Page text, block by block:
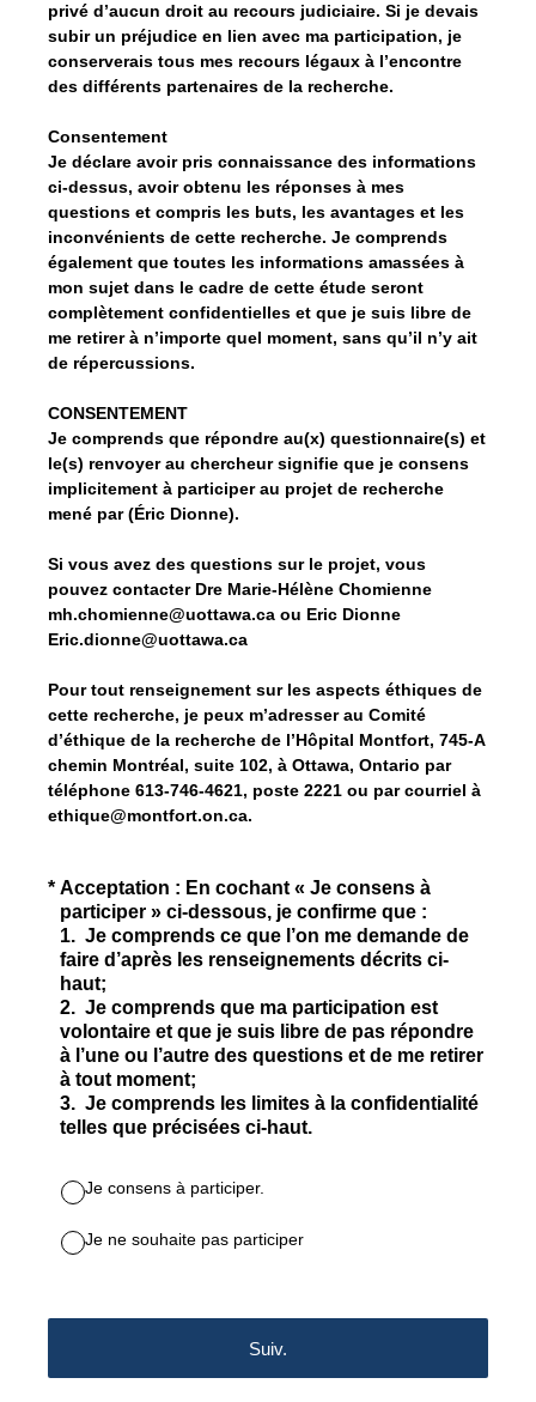
privé d’aucun droit au recours judiciaire. Si je devais
subir un préjudice en lien avec ma participation, je
conserverais tous mes recours légaux à l’encontre
des différents partenaires de la recherche.
Consentement
Je déclare avoir pris connaissance des informations
ci-dessus, avoir obtenu les réponses à mes
questions et compris les buts, les avantages et les
inconvénients de cette recherche. Je comprends
également que toutes les informations amassées à
mon sujet dans le cadre de cette étude seront
complètement confidentielles et que je suis libre de
me retirer à n’importe quel moment, sans qu’il n’y ait
de répercussions.
CONSENTEMENT
Je comprends que répondre au(x) questionnaire(s) et
le(s) renvoyer au chercheur signifie que je consens
implicitement à participer au projet de recherche
mené par (Éric Dionne).
Si vous avez des questions sur le projet, vous
pouvez contacter Dre Marie-Hélène Chomienne
mh.chomienne@uottawa.ca ou Eric Dionne
Eric.dionne@uottawa.ca
Pour tout renseignement sur les aspects éthiques de
cette recherche, je peux m’adresser au Comité
d’éthique de la recherche de l’Hôpital Montfort, 745-A
chemin Montréal, suite 102, à Ottawa, Ontario par
téléphone 613-746-4621, poste 2221 ou par courriel à
ethique@montfort.on.ca.
* Acceptation : En cochant « Je consens à
participer » ci-dessous, je confirme que :
1. Je comprends ce que l’on me demande de
faire d’après les renseignements décrits ci-
haut;
2. Je comprends que ma participation est
volontaire et que je suis libre de pas répondre
à l’une ou l’autre des questions et de me retirer
à tout moment;
3. Je comprends les limites à la confidentialité
telles que précisées ci-haut.
(Obligatoire)
Je consens à participer.
Je ne souhaite pas participer
Suiv.